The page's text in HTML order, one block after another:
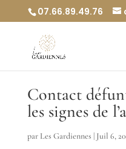
07.66.89.49.76
Contact
les signes de
par Les Gardiennes | Juil 6,